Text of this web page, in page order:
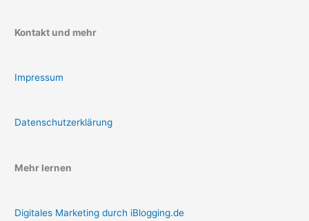
Kontakt und mehr
Impressum
Datenschutzerklärung
Mehr lernen
Digitales Marketing durch iBlogging.de